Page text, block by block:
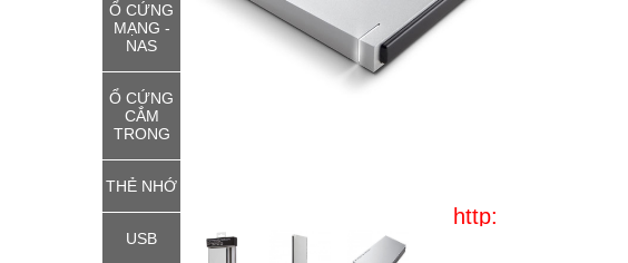
Ổ CỨNG
MẠNG -
NAS
Ổ CỨNG
CẮM
TRONG
THẺ NHỚ
USB
http://thietbiluutru.com.vn